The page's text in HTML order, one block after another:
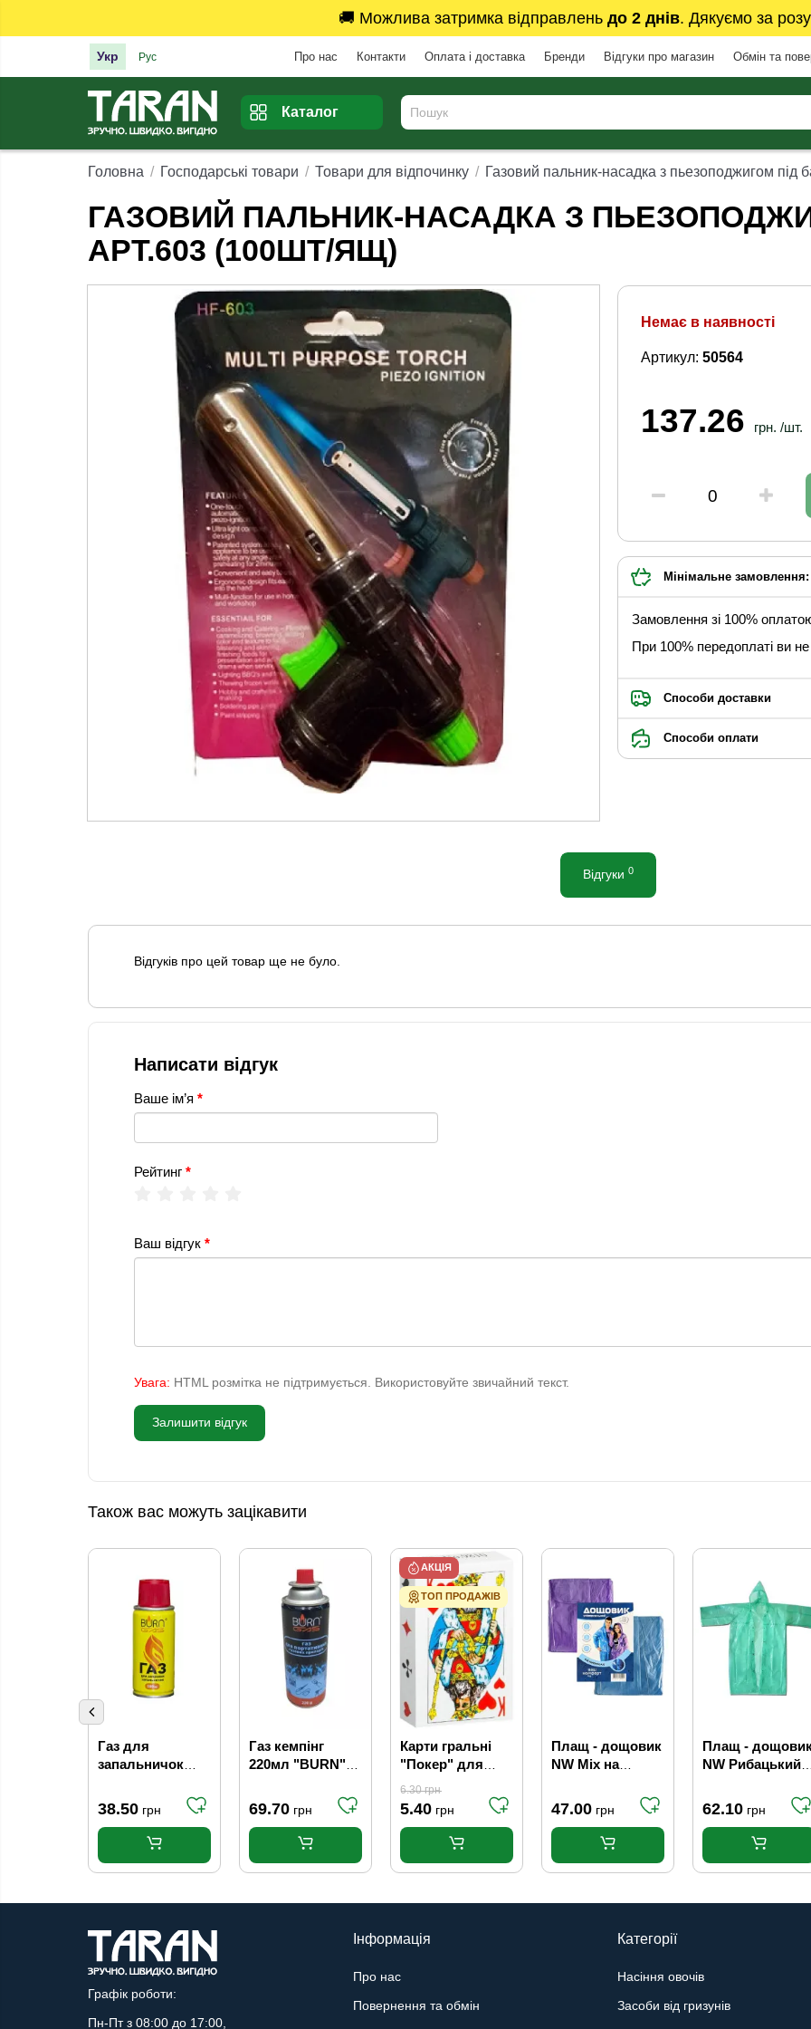
🚚 Можлива затримка відправлень до 2 днів. Дякуємо за
Укр Рус Про нас Контакти Оплата і доставка Бренди Відгуки про магазин Обмін та
Каталог
Головна Господарські товари Товари для відпочинку Газовий пальник-насадка з пьезоподжигом під
ГАЗОВИЙ ПАЛЬНИК-НАСАДКА З
АРТ.603 (100ШТ/ЯЩ)
Немає в наявності
Артикул: 50564
137.26 грн. /шт.
Мінімальне замовлення:
Замовлення зі 100%
При 100% передоплаті ви
Способи доставки
Способи оплати
Відгуки 0
Відгуків про цей товар ще не було.
Написати відгук
Ваше ім’я
Рейтинг
Ваш відгук
Увага: HTML розмітка не підтримується. Використовуйте звичайний текст.
Залишити відгук
Також вас можуть зацікавити
Газ для
запальничок
38.50 грн
Газ кемпінг
220мл "BURN"
69.70 грн
АКЦІЯ
ТОП ПРОДАЖІВ
Карти гральні
"Покер" для
покера
6.30грн
5.40 грн
Плащ - дощовик
NW Mix на
47.00 грн
Плащ -
NW Рибацький
розмір 4XL
62.10 грн
Графік роботи:
Пн-Пт з 08:00 до 17:00,
Інформація
Про нас
Повернення та обмін
Категорії
Насіння овочів
Засоби від гризунів